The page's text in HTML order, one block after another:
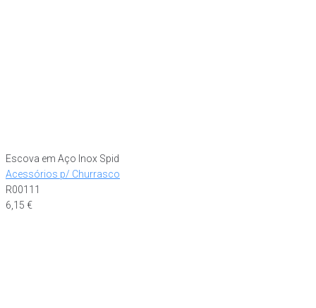
Escova em Aço Inox Spid
Acessórios p/ Churrasco
R00111
6,15 €